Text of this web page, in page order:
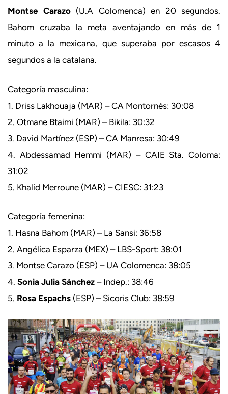
Montse Carazo(U.A Colomenca) en 20 segundos.
Bahom cruzaba la meta aventajando en más de 1
minuto a la mexicana, que superaba por escasos 4
segundos a la catalana.
Categoría masculina:
1. Driss Lakhouaja (MAR) – CA Montornès: 30:08
2. Otmane Btaimi (MAR) – Bikila: 30:32
3. David Martínez (ESP) – CA Manresa: 30:49
4. Abdessamad Hemmi (MAR) – CAIE Sta. Coloma:
31:02
5. Khalid Merroune (MAR) – CIESC: 31:23
Categoría femenina:
1. Hasna Bahom (MAR) – La Sansi: 36:58
2. Angélica Esparza (MEX) – LBS-Sport: 38:01
3. Montse Carazo (ESP) – UA Colomenca: 38:05
4. Sonia Julia Sánchez – Indep.: 38:46
5. Rosa Espachs (ESP) – Sicoris Club: 38:59